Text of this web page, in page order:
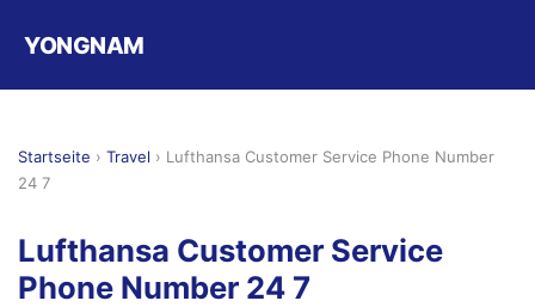
YONGNAM
Startseite › Travel › Lufthansa Customer Service Phone Number
24 7
Lufthansa Customer Service
Phone Number 24 7